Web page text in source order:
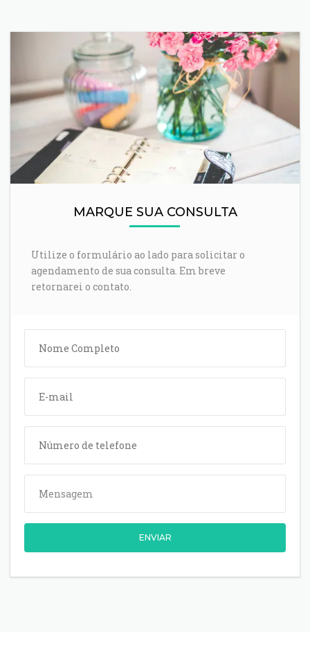
MARQUE SUA CONSULTA
Utilize o formulário ao lado para solicitar o
agendamento de sua consulta. Em breve
retornarei o contato.